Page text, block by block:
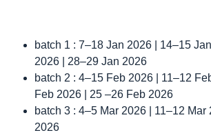
batch 1 : 7–18 Jan 2026 | 14–15
2026 | 28–29 Jan 2026
batch 2 : 4–15 Feb 2026 | 11–12
Feb 2026 | 25 –26 Feb 2026
batch 3 : 4–5 Mar 2026 | 11–12 Mar
2026